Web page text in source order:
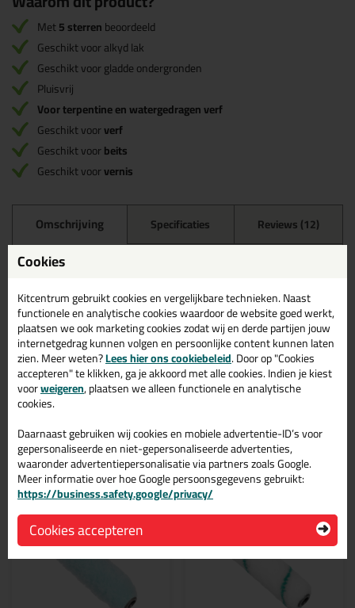
Met5 sterrenbeoordeeld
Geschikt voor alkyd lak
Geschikt voor gladde ondergronden
Pluisvrij
Voor terpentine en watergedragen verf
Geschikt voorverf
Geschikt voorbeits
Geschikt voorvernis
Omschrijving Specificaties Reviews (12)
ANZA Viltroller in 5 cm (per
2stuks)
Bestel de ANZA Viltroller in 5 cm (per 2stuks) vandaag nog!
Vandaag besteld = morgen in huis.
Wil je meer weten over de toepassing en kenmerken van dit
product?Lees alles over dit product >
Gerelateerde producten
Cookies
Kitcentrum gebruikt cookies en vergelijkbare technieken. Naast
functionele en analytische cookies waardoor de website goed werkt,
plaatsen we ook marketing cookies zodat wij en derde partijen jouw
internetgedrag kunnen volgen en persoonlijke content kunnen laten
zien. Meer weten?Lees hier ons cookiebeleid. Door op "Cookies
accepteren" te klikken, ga je akkoord met alle cookies. Indien je kiest
voorweigeren, plaatsen we alleen functionele en analytische
cookies.
Daarnaast gebruiken wij cookies en mobiele advertentie-ID’s voor
gepersonaliseerde en niet-gepersonaliseerde advertenties,
waaronder advertentiepersonalisatie via partners zoals Google.
Meer informatie over hoe Google persoonsgegevens gebruikt:
https://business.safety.google/privacy/
Cookies accepteren